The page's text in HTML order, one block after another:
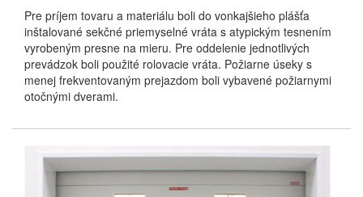
Pre príjem tovaru a materiálu boli do vonkajšieho plášťa
inštalované sekčné priemyselné vráta s atypickým tesnením
vyrobeným presne na mieru. Pre oddelenie jednotlivých
prevádzok boli použité rolovacie vráta. Požiarne úseky s
menej frekventovaným prejazdom boli vybavené požiarnymi
otočnými dverami.